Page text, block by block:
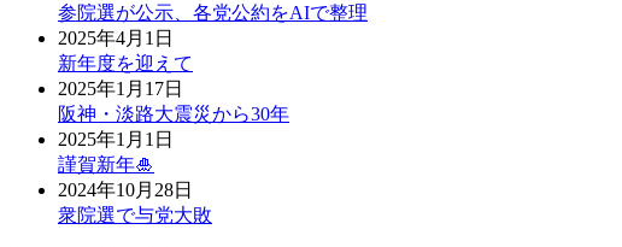
参院選が公示、各党公約をAIで整理
2025年4月1日
新年度を迎えて
2025年1月17日
阪神・淡路大震災から30年
2025年1月1日
謹賀新年🎍
2024年10月28日
衆院選で与党大敗